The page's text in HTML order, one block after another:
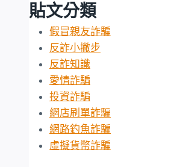
貼文分類
假冒親友詐騙
反詐小撇步
反詐知識
愛情詐騙
投資詐騙
網店刷單詐騙
網路釣魚詐騙
虛擬貨幣詐騙